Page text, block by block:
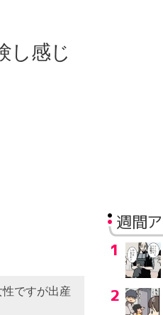
し感じ
ですが出産
週間